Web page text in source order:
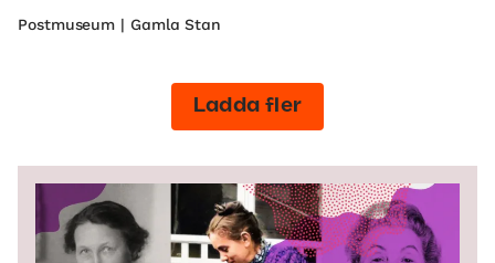
Postmuseum | Gamla Stan
Ladda fler